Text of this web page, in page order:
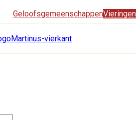
GeloofsgemeenschappenVieringen